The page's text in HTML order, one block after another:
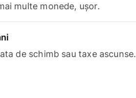
multe monede, ușor.
de schimb sau taxe ascunse.